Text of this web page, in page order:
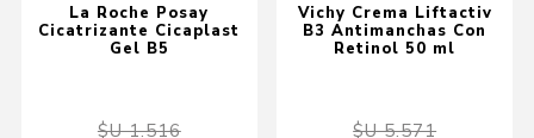
La Roche Posay
Cicatrizante Cicaplast
Gel B5
$U 1.516
Vichy Crema Liftactiv
B3 Antimanchas Con
Retinol 50 ml
$U 5.571